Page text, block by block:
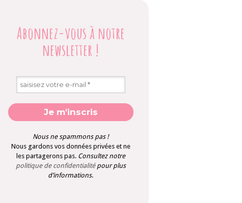
Abonnez-vous à notre
newsletter !
Nous ne spammons pas !
Nous gardons vos données privées et ne
les partagerons pas. Consultez notre
politique de confidentialité pour plus
d’informations.